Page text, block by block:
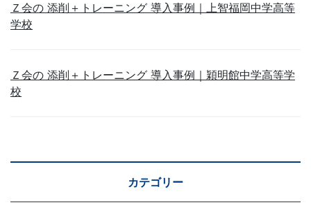
Ｚ会の 添削＋トレーニング 導入事例｜上智福岡中学高等
学校
Ｚ会の 添削＋トレーニング 導入事例｜穎明館中学高等学
校
カテゴリー